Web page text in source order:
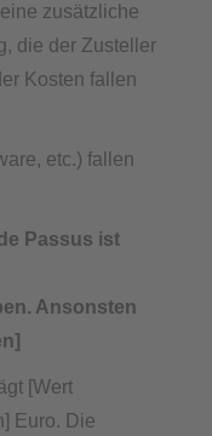
zusätzliche
die der Zusteller
Kosten fallen
etc.) fallen
Passus ist
Ansonsten
[Wert
Euro. Die